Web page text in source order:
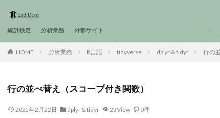
統計検定 分析業務 外部サイト
HOME 分析業務 R言語 tidyverse dplyr & tidyr 行の
行の並べ替え（スコープ付き関数）
2025年2月22日 dplyr & tidyr 23View 0件